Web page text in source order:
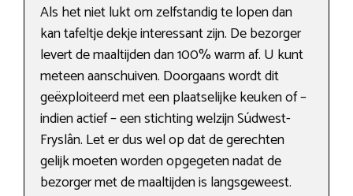
Als het niet lukt om zelfstandig te lopen dan
kan tafeltje dekje interessant zijn. De bezorger
levert de maaltijden dan 100% warm af. U kunt
meteen aanschuiven. Doorgaans wordt dit
geëxploiteerd met een plaatselijke keuken of –
indien actief – een stichting welzijn Súdwest-
Fryslân. Let er dus wel op dat de gerechten
gelijk moeten worden opgegeten nadat de
bezorger met de maaltijden is langsgeweest.